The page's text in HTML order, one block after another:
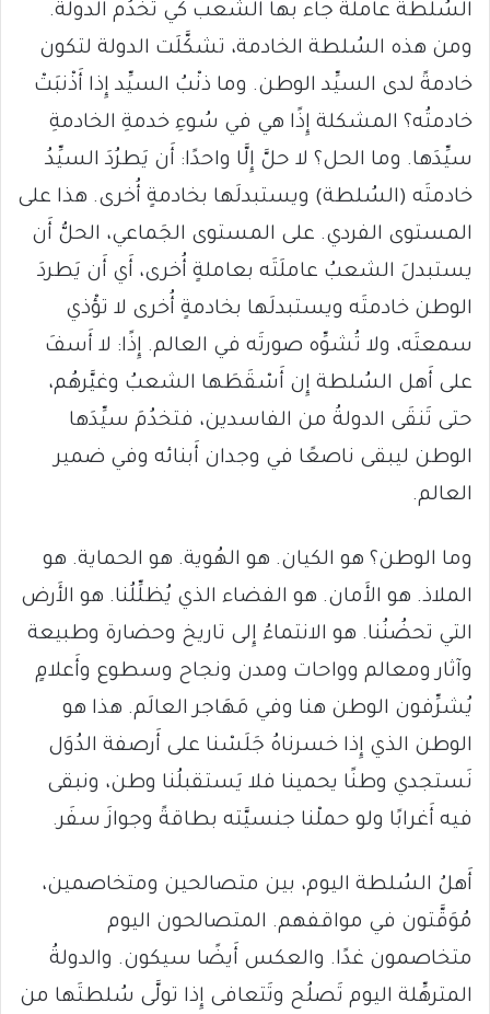
السُلطةُ عاملةٌ جاء بها الشعب كي تَخدُم الدولة.
ومن هذه السُلطة الخادمة، تشكَّلَت الدولة لتكون
خادمةً لدى السيِّد الوطن. وما ذنْبُ السيِّد إِذا أَذْنبَتْ
خادمتُه؟ المشكلة إِذًا هي في سُوءِ خدمةِ الخادمةِ
سيِّدَها. وما الحل؟ لا حلَّ إِلَّا واحدًا: أَن يَطرُدَ السيِّدُ
خادمتَه (السُلطة) ويستبدلَها بخادمةٍ أُخرى. هذا على
المستوى الفردي. على المستوى الجَماعي، الحلُّ أَن
يستبدلَ الشعبُ عاملَتَه بعاملةٍ أُخرى، أَي أَن يَطردَ
الوطن خادمتَه ويستبدلَها بخادمةٍ أُخرى لا تؤْذي
سمعتَه، ولا تُشوِّه صورتَه في العالم. إِذًا: لا أَسفَ
على أَهل السُلطة إِن أَسْقَطَها الشعبُ وغيَّرهُم،
حتى تَنقَى الدولةُ من الفاسدين، فتخدُمَ سيِّدَها
الوطن ليبقى ناصعًا في وجدان أَبنائه وفي ضمير
العالم.
وما الوطن؟ هو الكيان. هو الهُوية. هو الحماية. هو
الملاذ. هو الأَمان. هو الفضاء الذي يُظلِّلُنا. هو الأَرض
التي تحضُنُنا. هو الانتماءُ إِلى تاريخ وحضارة وطبيعة
وآثار ومعالم وواحات ومدن ونجاح وسطوع وأَعلامٍ
يُشرِّفون الوطن هنا وفي مَهَاجر العالَم. هذا هو
الوطن الذي إِذا خسرناهُ جَلَسْنا على أَرصفة الدُوَل
نَستجدي وطنًا يحمينا فلا يَستقبلُنا وطن، ونبقى
فيه أَغرابًا ولو حملْنا جنسيَّته بطاقةً وجوازَ سفَر.
أَهلُ السُلطة اليوم، بين متصالحين ومتخاصمين،
مُوَقَّتون في مواقفهم. المتصالحون اليوم
متخاصمون غدًا. والعكس أَيضًا سيكون. والدولةُ
المترهِّلة اليوم تَصلُح وتَتعافى إِذا تولَّى سُلطتَها من